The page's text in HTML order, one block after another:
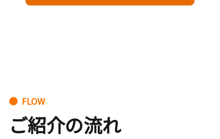
● FLOW
ご紹介の流れ